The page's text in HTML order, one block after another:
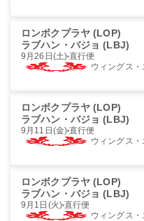
ロンボクプラヤ (LOP)
ラブハン・バジョ (LBJ)
9月26日(土) 直行便
ウィングス・
ロンボクプラヤ (LOP)
ラブハン・バジョ (LBJ)
9月11日(金) 直行便
ウィングス・
ロンボクプラヤ (LOP)
ラブハン・バジョ (LBJ)
9月1日(火) 直行便
ウィングス・